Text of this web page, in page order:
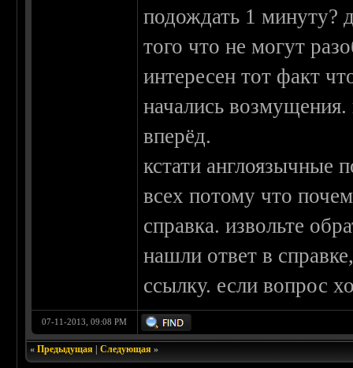
подождать 1 минуту?
того что не могут
интересен тот факт
начались возмущения.
вперёд.
кстати англоязычные
всех потому что
справка. извольте
нашли ответ в
ссылку. если вопрос
07-11-2013, 09:08 PM
«Предыдущая |Следующая »